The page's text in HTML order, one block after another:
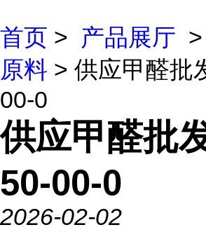
首页 > 产品展厅 >
原料 > 供应甲醛批
00-0
供应甲醛批
50-00-0
2026-02-02